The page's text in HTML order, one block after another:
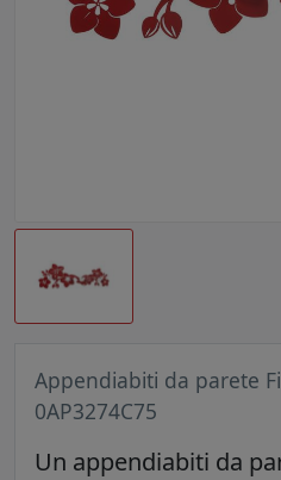
Appendiabiti da parete
0AP3274C75
Un appendiabiti da